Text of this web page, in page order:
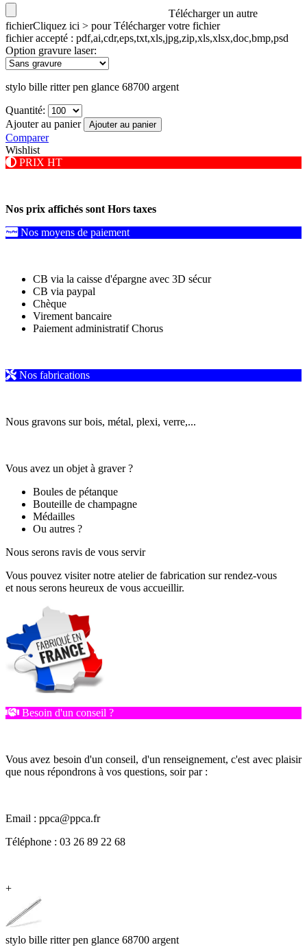
Télécharger un autre
fichierCliquez ici > pour Télécharger votre fichier
fichier accepté : pdf,ai,cdr,eps,txt,xls,jpg,zip,xls,xlsx,doc,bmp,psd
Option gravure laser:
stylo bille ritter pen glance 68700 argent
Quantité:
Ajouter au panier
Ajouter au panier
Comparer
Wishlist
PRIX HT
Nos prix affichés sont Hors taxes
Nos moyens de paiement
CB via la caisse d'épargne avec 3D sécur
CB via paypal
Chèque
Virement bancaire
Paiement administratif Chorus
Nos fabrications
Nous gravons sur bois, métal, plexi, verre,...
Vous avez un objet à graver ?
Boules de pétanque
Bouteille de champagne
Médailles
Ou autres ?
Nous serons ravis de vous servir
Vous pouvez visiter notre atelier de fabrication sur rendez-vous
et nous serons heureux de vous accueillir.
Besoin d'un conseil ?
Vous avez besoin d'un conseil, d'un renseignement, c'est avec plaisir
que nous répondrons à vos questions, soir par :
Email : ppca@ppca.fr
Téléphone : 03 26 89 22 68
+
stylo bille ritter pen glance 68700 argent